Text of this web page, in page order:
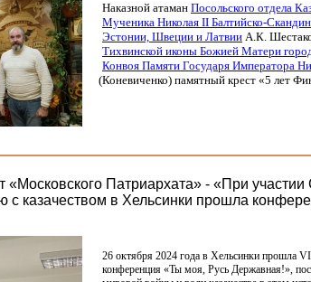
Наказной атаман Посольского отдела
Мученика Николая II Балтийско-
Эстонии, Швеции и Латвии А.К.
Тихвинской иконы Божией Матери
Конвоя Памяти Государя Императора
(Коневиченко) памятный крест «5 лет
Патриархата» - «При участии
с казачеством в Хельсинки прошла
26 октября 2024 года в Хельсинки прошла
конференция «Ты моя, Русь Державная!»,